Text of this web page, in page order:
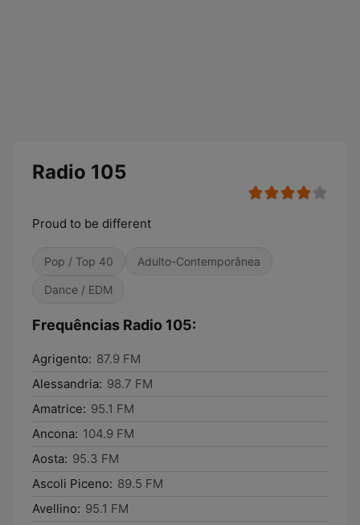
Radio 105
Proud to be different
Pop / Top 40 Adulto-Contemporânea
Dance / EDM
Frequências Radio 105:
Agrigento: 87.9 FM
Alessandria: 98.7 FM
Amatrice: 95.1 FM
Ancona: 104.9 FM
Aosta: 95.3 FM
Ascoli Piceno: 89.5 FM
Avellino: 95.1 FM